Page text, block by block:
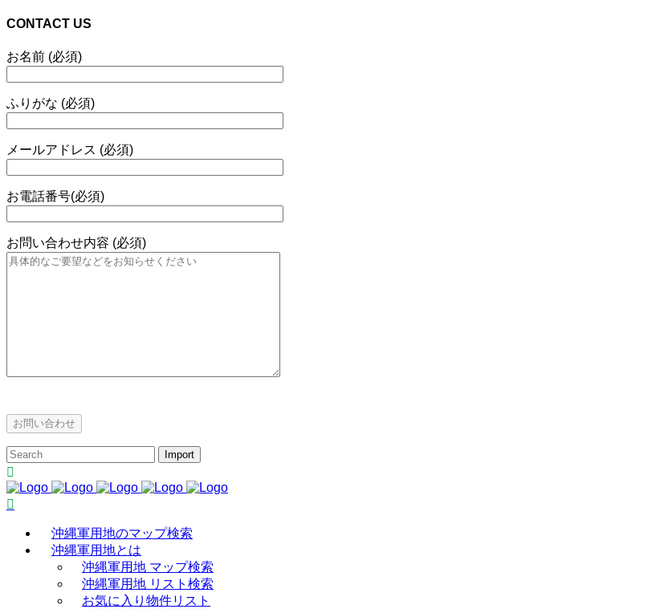
CONTACT US
お名前 (必須)
ふりがな (必須)
メールアドレス (必須)
お電話番号(必須)
お問い合わせ内容 (必須)
沖縄軍用地のマップ検索
沖縄軍用地とは
沖縄軍用地 マップ検索
沖縄軍用地 リスト検索
お気に入り物件リスト